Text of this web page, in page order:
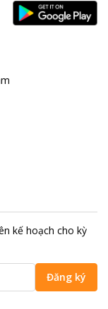
kế hoạch cho kỳ
Đăng ký